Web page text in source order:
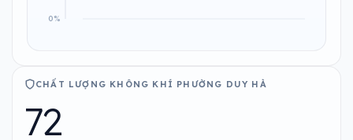
CHẤT LƯỢNG KHÔNG KHÍ PHƯỜNG DUY HÀ
72